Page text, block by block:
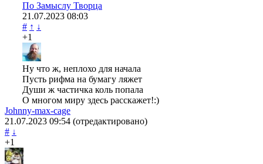
По Замыслу Творца
21.07.2023 08:03
# ↑ ↓
+1
Ну что ж, неплохо для начала
Пусть рифма на бумагу ляжет
Души ж частичка коль попала
О многом миру здесь расскажет!:)
Johnny-max-cage
21.07.2023 09:54 (отредактировано)
# ↓
+1